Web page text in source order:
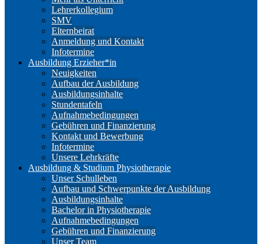
Lehrerkollegium
SMV
Elternbeirat
Anmeldung und Kontakt
Infotermine
Ausbildung Erzieher*in
Neuigkeiten
Aufbau der Ausbildung
Ausbildungsinhalte
Stundentafeln
Aufnahmebedingungen
Gebühren und Finanzierung
Kontakt und Bewerbung
Infotermine
Unsere Lehrkräfte
Ausbildung & Studium Physiotherapie
Unser Schulleben
Aufbau und Schwerpunkte der Ausbildung
Ausbildungsinhalte
Bachelor in Physiotherapie
Aufnahmebedingungen
Gebühren und Finanzierung
Unser Team